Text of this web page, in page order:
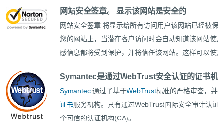
网站安全签章。 显示该网站是安全的
网站安全签章 将显示给所有访问用户该网站已经被
您的网站上，当潜在客户访问时会自动知道该网站
感信息都将受到保护，并将信任该网站。这样可以
Symantec是通过WebTrust安全认证的证书
Symantec 通过了基于WebTrust标准的严格审查，
证书服务机构。只有通过WebTrust国际安全审计认
个可信的认证机构(CA)。